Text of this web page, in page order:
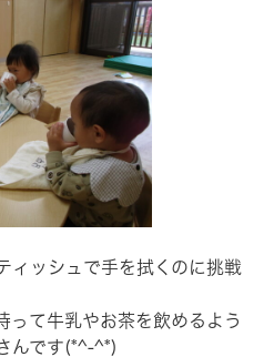
ィッシュで手を拭くのに挑戦
って牛乳やお茶を飲めるよう
んです(*^-^*)